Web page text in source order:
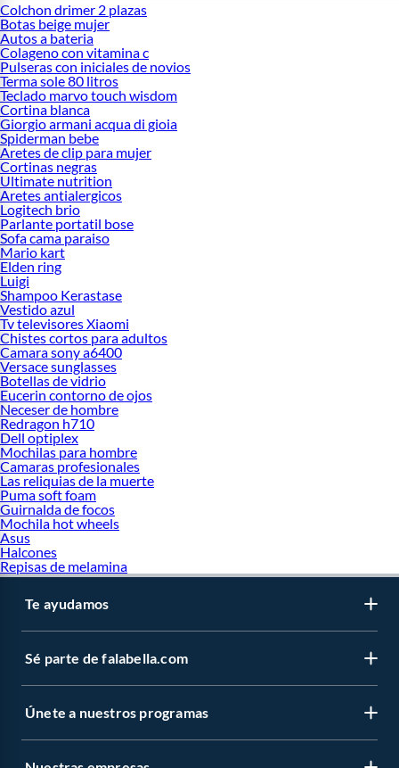
Colchon drimer 2 plazas
Botas beige mujer
Autos a bateria
Colageno con vitamina c
Pulseras con iniciales de novios
Terma sole 80 litros
Teclado marvo touch wisdom
Cortina blanca
Giorgio armani acqua di gioia
Spiderman bebe
Aretes de clip para mujer
Cortinas negras
Ultimate nutrition
Aretes antialergicos
Logitech brio
Parlante portatil bose
Sofa cama paraiso
Mario kart
Elden ring
Luigi
Shampoo Kerastase
Vestido azul
Tv televisores Xiaomi
Chistes cortos para adultos
Camara sony a6400
Versace sunglasses
Botellas de vidrio
Eucerin contorno de ojos
Neceser de hombre
Redragon h710
Dell optiplex
Mochilas para hombre
Camaras profesionales
Las reliquias de la muerte
Puma soft foam
Guirnalda de focos
Mochila hot wheels
Asus
Halcones
Repisas de melamina
Te ayudamos
Sé parte de falabella.com
Únete a nuestros programas